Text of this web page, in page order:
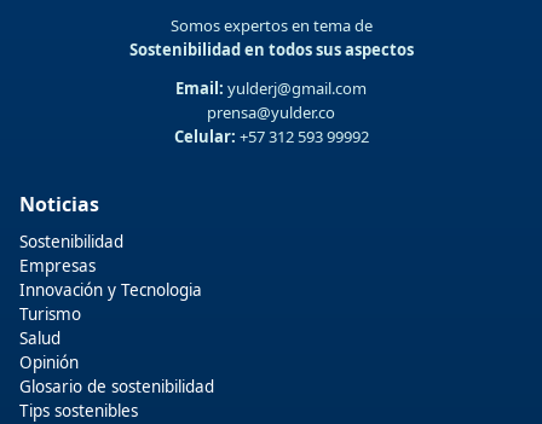
Somos expertos en tema de
Sostenibilidad en todos sus aspectos
Email: yulderj@gmail.com
prensa@yulder.co
Celular: +57 312 593 99992
Noticias
Sostenibilidad
Empresas
Innovación y Tecnologia
Turismo
Salud
Opinión
Glosario de sostenibilidad
Tips sostenibles